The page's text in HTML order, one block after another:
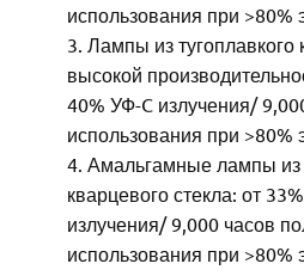
использования при >80%
Лампы из тугоплавкого
высокой
40% УФ-C излучения/
использования при >80%
Амальгамные лампы из
кварцевого стекла: от
излучения/ 9,000 часов
использования при >80%